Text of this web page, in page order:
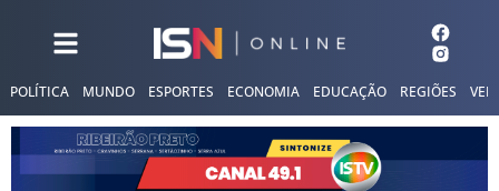
POLÍTICA MUNDO ESPORTES ECONOMIA EDUCAÇÃO REGIÕES